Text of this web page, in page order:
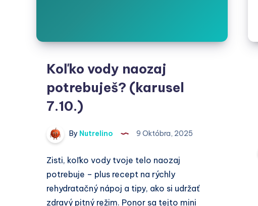
Koľko vody naozaj
potrebuješ? (karusel
7.10.)
By Nutrelino 9 Októbra, 2025
Zisti, koľko vody tvoje telo naozaj
potrebuje – plus recept na rýchly
rehydratačný nápoj a tipy, ako si udržať
zdravý pitný režim. Ponor sa tejto mini